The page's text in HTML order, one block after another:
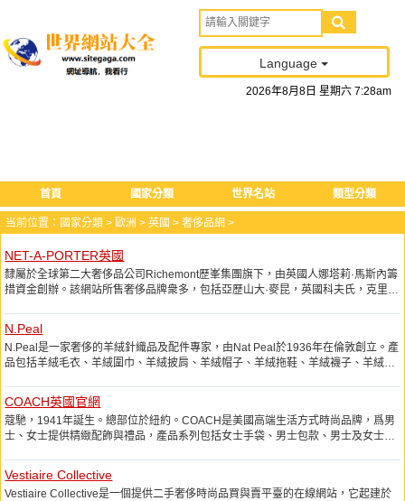
Language
2026年8月 8 日 星期六 7:28am
首頁 國家分類 世界名站 類型分類
当前位置： 國家分類 > 歐洲 > 英國 > 奢侈品網 >
NET-A-PORTER英國
隸屬於全球第二大奢侈品公司Richemont歷峯集團旗下，由英國人娜塔莉·馬斯內籌
措資金創辦。該網站所售奢侈品牌衆多，包括亞歷山大·麥昆，英國科夫氏，克里斯
N.Peal
N.Peal是一家奢侈的羊絨針織品及配件專家，由Nat Peal於1936年在倫敦創立。產
品包括羊絨毛衣、羊絨圍巾、羊絨披肩、羊絨帽子、羊絨拖鞋、羊絨襪子、羊絨手
COACH英國官網
蔻馳，1941年誕生。總部位於紐約。COACH是美國高端生活方式時尚品牌，爲男
士、女士提供精緻配飾與禮品，產品系列包括女士手袋、男士包款、男士及女士小
Vestiaire Collective
Vestiaire Collective是一個提供二手奢侈時尚品買與賣平臺的在線網站，它起建於